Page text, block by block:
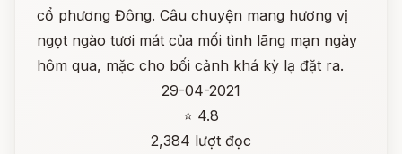
cổ phương Đông. Câu chuyện mang hương vị
ngọt ngào tươi mát của mối tình lãng mạn ngày
hôm qua, mặc cho bối cảnh khá kỳ lạ đặt ra.
29-04-2021
⭐ 4.8
2,384 lượt đọc